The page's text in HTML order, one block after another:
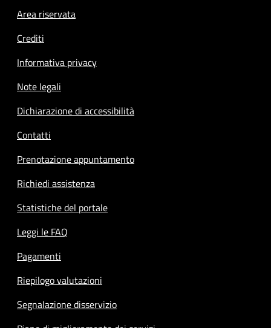
Footer menu
Area riservata
Crediti
Informativa privacy
Note legali
Dichiarazione di accessibilità
Contatti
Prenotazione appuntamento
Richiedi assistenza
Statistiche del portale
Leggi le FAQ
Pagamenti
Riepilogo valutazioni
Segnalazione disservizio